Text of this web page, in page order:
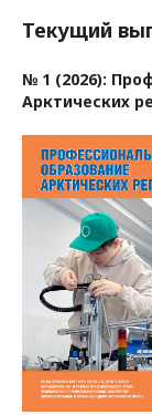
Текущий
№ 1 (2026):
Арктических